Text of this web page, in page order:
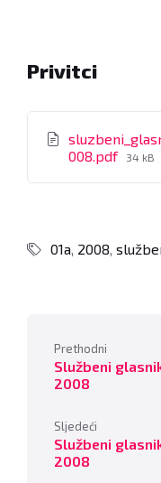
Privitci
008.pdf File
34 kB
01a, 2008,
Prethodni
Službeni
2008
Sljedeći
Službeni
2008